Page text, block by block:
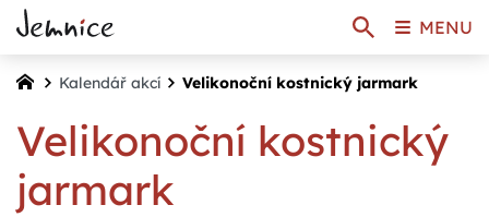
Kalendář akcí Velikonoční kostnický jarmark
Velikonoční kostnický
jarmark
MENU